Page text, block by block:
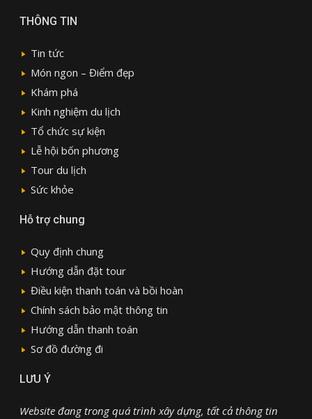
THÔNG TIN
Tin tức
Món ngon – Điểm đẹp
Khám phá
Kinh nghiệm du lịch
Tổ chức sự kiện
Lễ hội bốn phương
Tour du lịch
Sức khỏe
Hỗ trợ chung
Quy định chung
Hướng dẫn đặt tour
Điều kiện thanh toán và bồi hoàn
Chính sách bảo mật thông tin
Hướng dẫn thanh toán
Sơ đồ đường đi
LƯU Ý
Website đang trong quá trình xây dựng, tất cả thông tin